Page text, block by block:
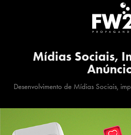
Mídias Sociais,
Desenvolvimento de Mídias Sociais,